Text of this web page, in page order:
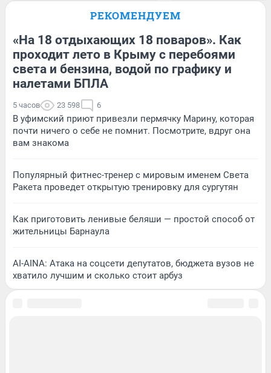
РЕКОМЕНДУЕМ
«На 18 отдыхающих 18 поваров». Как
проходит лето в Крыму с перебоями
света и бензина, водой по графику и
налетами БПЛА
5 часов 23 598 6
В уфимский приют привезли пермячку Марину, которая
почти ничего о себе не помнит. Посмотрите, вдруг она
вам знакома
Популярный фитнес-тренер с мировым именем Света
Ракета проведет открытую тренировку для сургутян
Как приготовить ленивые беляши — простой способ от
жительницы Барнаула
AI-AINA: Атака на соцсети депутатов, бюджета вузов не
хватило лучшим и сколько стоит арбуз